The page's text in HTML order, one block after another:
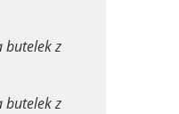
butelek z
butelek z